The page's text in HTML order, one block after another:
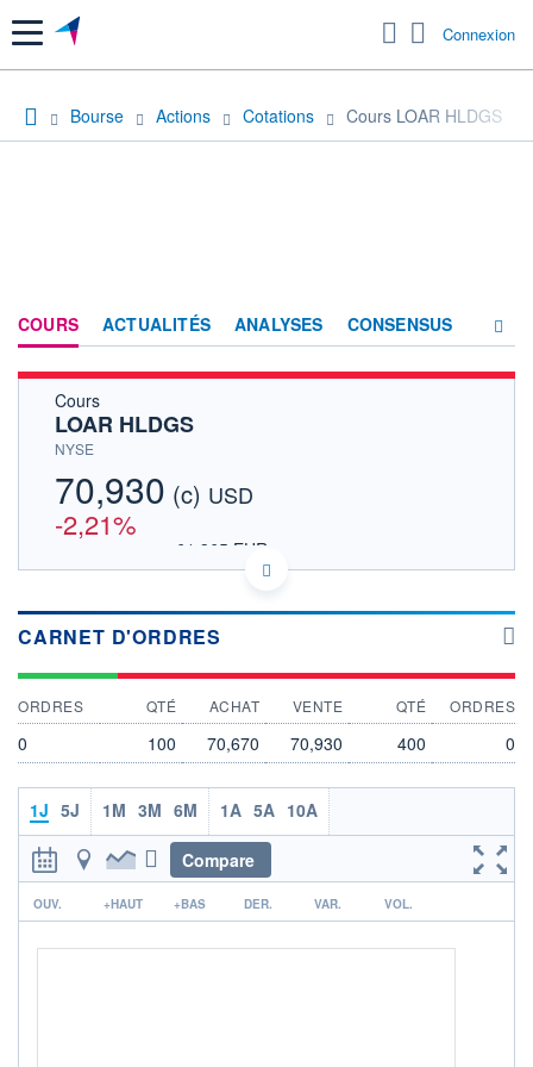
Menu Connexion
Bourse Actions Cotations Cours LOAR HLDGS
COURS ACTUALITÉS ANALYSES CONSENSUS
Cours
LOAR HLDGS
NYSE
70,930 (c) USD
-2,21%
61,365 EUR
DONNÉES TEMPS DIFFÉRÉ
Politique d'exécution
17h42
72
76
OUVERTURE
0,000
CLÔTURE VEILLE
72,530
0,000 70,750
CARNET D'ORDRES
ORDRES QTÉ ACHAT VENTE QTÉ ORDRES
0 100 70,670 70,930 400 0
1J 5J 1M 3M 6M 1A 5A 10A
Compare
r
OUV. +HAUT +BAS DER. VAR. VOL.